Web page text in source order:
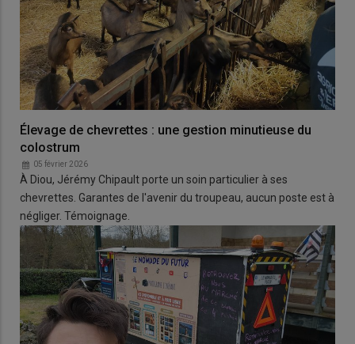
Élevage de chevrettes : une gestion minutieuse du
colostrum
05 février 2026
À Diou, Jérémy Chipault porte un soin particulier à ses
chevrettes. Garantes de l'avenir du troupeau, aucun poste est à
négliger. Témoignage.